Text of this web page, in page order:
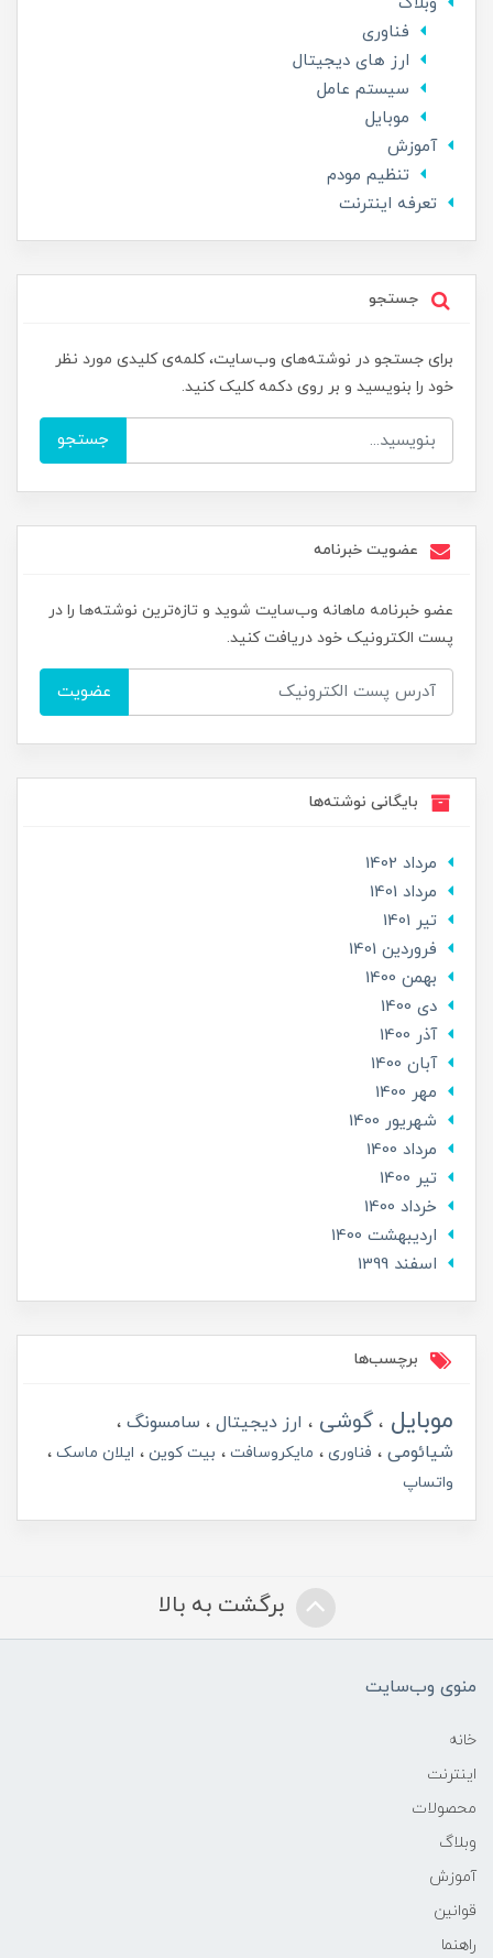
فناوری
ارز های دیجیتال
سیستم عامل
موبایل
آموزش
تنظیم مودم
تعرفه اینترنت
جستجو
برای جستجو در نوشته‌های وب‌سایت، کلمه‌ی کلیدی مورد نظر
خود را بنویسید و بر روی دکمه کلیک کنید.
جستجو
عضویت خبرنامه
عضو خبرنامه ماهانه وب‌سایت شوید و تازه‌ترین نوشته‌ها را در
پست الکترونیک خود دریافت کنید.
عضویت
بایگانی نوشته‌ها
مرداد 1402
مرداد 1401
تير 1401
فروردین 1401
بهمن 1400
دی 1400
آذر 1400
آبان 1400
مهر 1400
شهریور 1400
مرداد 1400
تير 1400
خرداد 1400
ارديبهشت 1400
اسفند 1399
برچسب‌ها
موبایل گوشی ارز دیجیتال
سامسونگ
شیائومی
فناوری مایکروسافت بیت کوین
ایلان ماسک
واتساپ
برگشت به بالا
منوی وب‌سایت
خانه
اینترنت
محصولات
وبلاگ
آموزش
قوانین
راهنما